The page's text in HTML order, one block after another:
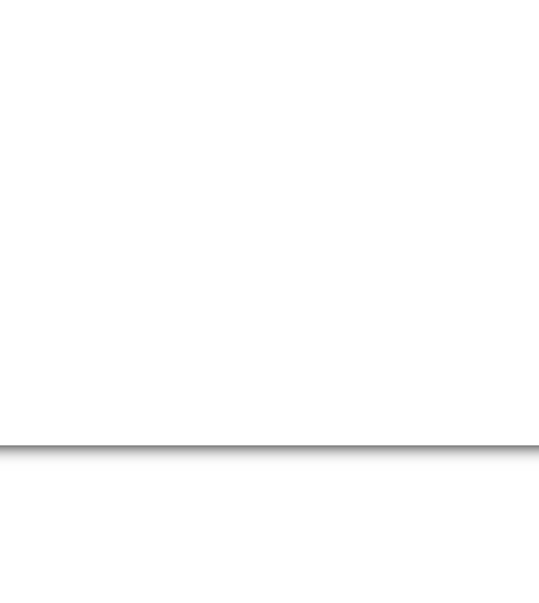
25. edíciu Diplomacie v praxi
na pôde Ekonomickej univerzity v Bratislave prednáška veľvyslanca
Švajčiarsky veľvyslanec predstavil študentom zahraničnú
únii, ktorá pre Švajčiarsko predstavuje strategického
poznatkov o projektoch s podporou švajčiarskeho